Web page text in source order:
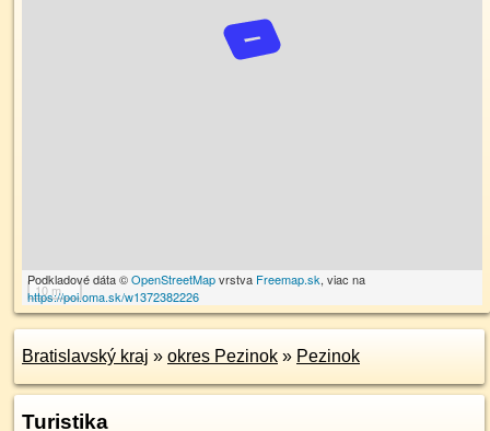
10 m
Podkladové dáta ©OpenStreetMapvrstva Freemap.sk, viac na
https://poi.oma.sk/w1372382226
Bratislavský kraj » okres Pezinok » Pezinok
Turistika